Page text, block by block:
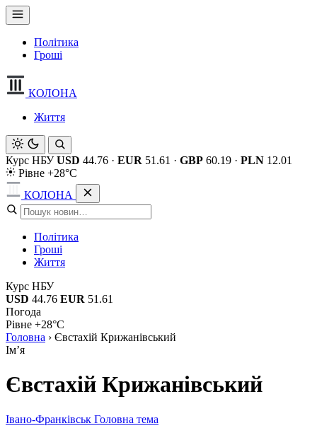
Політика
Гроші
КОЛОНА
Життя
Курс НБУ USD 44.76 · EUR 51.61 · GBP 60.19 · PLN 12.01
Рівне +28°C
КОЛОНА
Політика
Гроші
Життя
Курс НБУ
USD 44.76 EUR 51.61
Погода
Рівне +28°C
Головна › Євстахій Крижанівський
Імʼя
Євстахій Крижанівський
Івано-Франківськ Головна тема